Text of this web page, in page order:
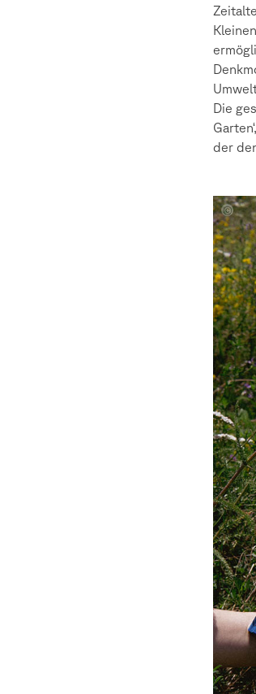
Die
der
Bachelor
Project
Alina
Lehle